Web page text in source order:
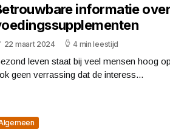
informatie over
22 maart 2024 4 min leestijd
leven staat bij veel mensen hoog
geen verrassing dat de interess...